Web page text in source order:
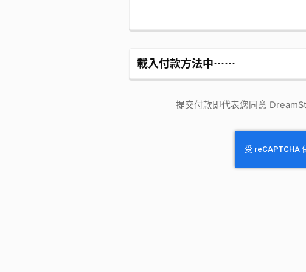
載入付款方法中⋯⋯
提交付款即代表您同意